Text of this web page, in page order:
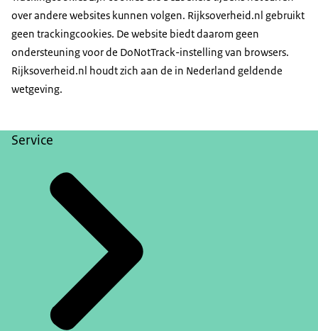
over andere websites kunnen volgen. Rijksoverheid.nl gebruikt
geen trackingcookies. De website biedt daarom geen
ondersteuning voor de DoNotTrack-instelling van browsers.
Rijksoverheid.nl houdt zich aan de in Nederland geldende
wetgeving.
Service